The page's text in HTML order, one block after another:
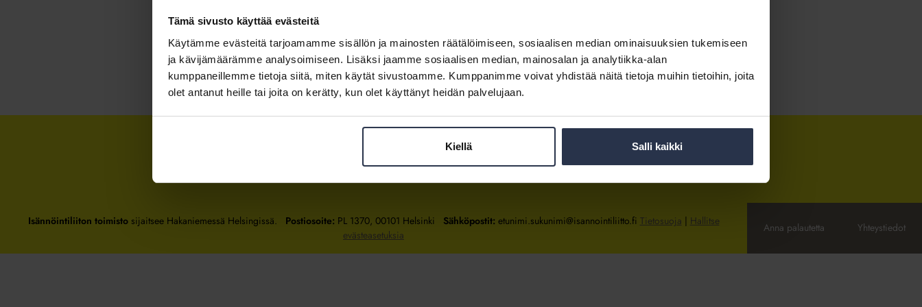
Tämä sivusto käyttää evästeitä
Käytämme evästeitä tarjoamamme sisällön ja mainosten räätälöimiseen, sosiaalisen median ominaisuuksien tukemiseen
ja kävijämäärämme analysoimiseen. Lisäksi jaamme sosiaalisen median, mainosalan ja analytiikka-alan
kumppaneillemme tietoja siitä, miten käytät sivustoamme. Kumppanimme voivat yhdistää näitä tietoja muihin tietoihin, joita
olet antanut heille tai joita on kerätty, kun olet käyttänyt heidän palvelujaan.
Kiellä Salli kaikki
Kirjaudu sisään
Tietoa jäsenyydestä
Isännöintiliiton toimistosijaitsee Hakaniemessä Helsingissä. Postiosoite: PL 1370, 00101 Helsinki Sähköpostit: etunimi.sukunimi@isannointiliitto.fi Tietosuoja | Hallitse
evästeasetuksia
Anna palautetta Yhteystiedot